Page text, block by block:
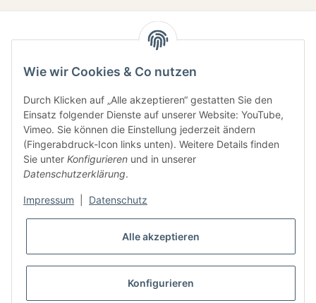
Gesetzliche Informationen
Informationen
Wie wir Cookies & Co nutzen
Durch Klicken auf „Alle akzeptieren“ gestatten Sie den
Einsatz folgender Dienste auf unserer Website: YouTube,
Vimeo. Sie können die Einstellung jederzeit ändern
(Fingerabdruck-Icon links unten). Weitere Details finden
Sie unter Konfigurieren und in unserer
Datenschutzerklärung.
Impressum Datenschutz
Alle akzeptieren
Konfigurieren